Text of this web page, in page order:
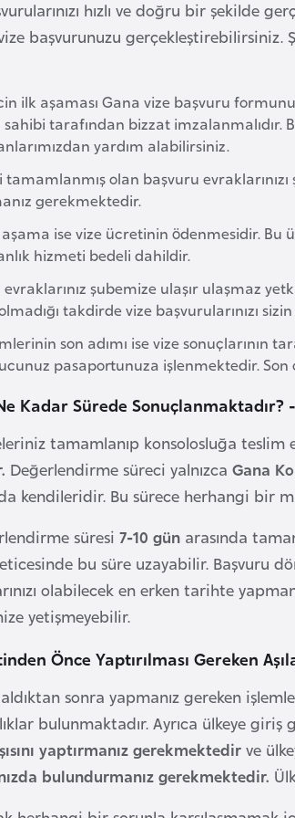
hızlı ve doğru bir şekilde
başvurunuzu gerçekleştirebilirsiniz.
ilk aşaması Gana vize başvuru
tarafından bizzat imzalanmalıdır.
yardım alabilirsiniz.
tamamlanmış olan başvuru
gerekmektedir.
ise vize ücretinin ödenmesidir. Bu
hizmeti bedeli dahildir.
evraklarınız şubemize ulaşır ulaşmaz
takdirde vize başvurularınızı
son adımı ise vize sonuçlarının
pasaportunuza işlenmektedir.
Kadar Sürede Sonuçlanmaktadır?
tamamlanıp konsolosluğa teslim
Değerlendirme süreci yalnızca Gana
kendileridir. Bu sürece herhangi bir
süresi 7-10 gün arasında
bu süre uzayabilir. Başvuru
olabilecek en erken tarihte
yetişmeyebilir.
Önce Yaptırılması Gereken
sonra yapmanız gereken
bulunmaktadır. Ayrıca ülkeye
yaptırmanız gerekmektedir ve
bulundurmanız gerekmektedir.